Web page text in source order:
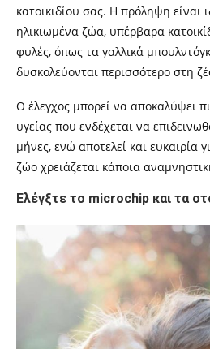
κατοικιδίου σας. Η πρόληψη είναι
ηλικιωμένα ζώα, υπέρβαρα
φυλές, όπως τα γαλλικά
δυσκολεύονται περισσότερο στη
Ο έλεγχος μπορεί να αποκαλύψει
υγείας που ενδέχεται να
μήνες, ενώ αποτελεί και ευκαιρία
ζώο χρειάζεται κάποια
Ελέγξτε το microchip και τα